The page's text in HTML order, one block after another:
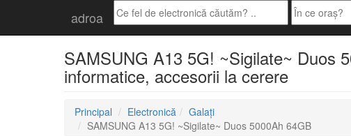
adroa
SAMSUNG A13 5G! ~Sigilate~ Duos
informatice, accesorii la cerere
Principal Electronică
Galați
SAMSUNG A13 5G! ~Sigilate~ Duos 5000Ah 64GB